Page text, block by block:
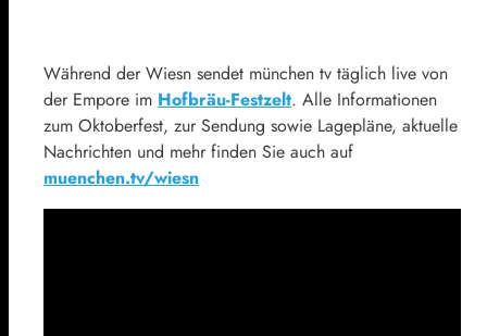
Während der Wiesn sendet münchen tv täglich live von
der Empore im Hofbräu-Festzelt. Alle Informationen
zum Oktoberfest, zur Sendung sowie Lagepläne, aktuelle
Nachrichten und mehr finden Sie auch auf
muenchen.tv/wiesn